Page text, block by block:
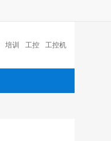
培训 工控 工控机